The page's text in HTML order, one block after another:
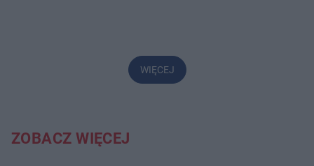
WIĘCEJ
ZOBACZ WIĘCEJ